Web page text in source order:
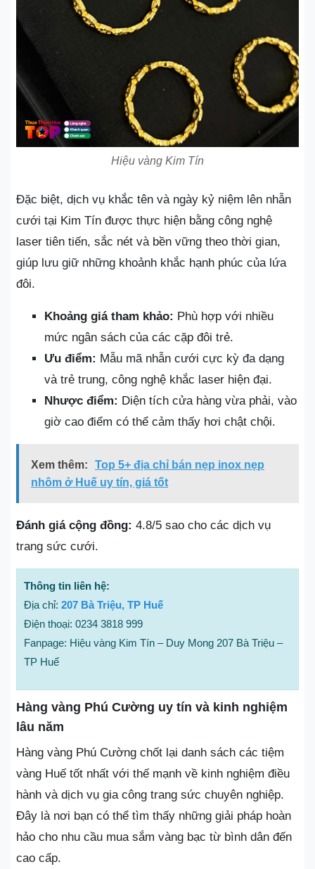
Hiệu vàng Kim Tín
Đặc biệt, dịch vụ khắc tên và ngày kỷ niệm lên nhẫn
cưới tại Kim Tín được thực hiện bằng công nghệ
laser tiên tiến, sắc nét và bền vững theo thời gian,
giúp lưu giữ những khoảnh khắc hạnh phúc của lứa
đôi.
Khoảng giá tham khảo: Phù hợp với nhiều
mức ngân sách của các cặp đôi trẻ.
Ưu điểm: Mẫu mã nhẫn cưới cực kỳ đa dạng
và trẻ trung, công nghệ khắc laser hiện đại.
Nhược điểm: Diện tích cửa hàng vừa phải, vào
giờ cao điểm có thể cảm thấy hơi chật chội.
Xem thêm:
Top 5+ địa chỉ bán nẹp inox nẹp
nhôm ở Huế uy tín, giá tốt
Đánh giá cộng đồng: 4.8/5 sao cho các dịch vụ
trang sức cưới.
Thông tin liên hệ:
Địa chỉ: 207 Bà Triệu, TP Huế
Điện thoại: 0234 3818 999
Fanpage: Hiệu vàng Kim Tín – Duy Mong 207 Bà Triệu –
TP Huế
Hàng vàng Phú Cường uy tín và kinh nghiệm
lâu năm
Hàng vàng Phú Cường chốt lại danh sách các tiệm
vàng Huế tốt nhất với thế mạnh về kinh nghiệm điều
hành và dịch vụ gia công trang sức chuyên nghiệp.
Đây là nơi bạn có thể tìm thấy những giải pháp hoàn
hảo cho nhu cầu mua sắm vàng bạc từ bình dân đến
cao cấp.